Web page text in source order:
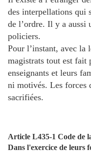
des interpellations qui
de l’ordre. Il y a aussi
policiers.
Pour l’instant, avec la
magistrats tout est fait
enseignants et leurs
ni motivés. Les forces
sacrifiées.
Article L435-1 Code de
Dans l'exercice de leurs